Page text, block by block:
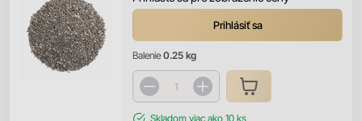
Prihlásiť sa
Balenie 0.25 kg
Skladom viac ako 10 ks